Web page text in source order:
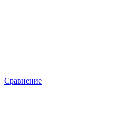
Сравнение